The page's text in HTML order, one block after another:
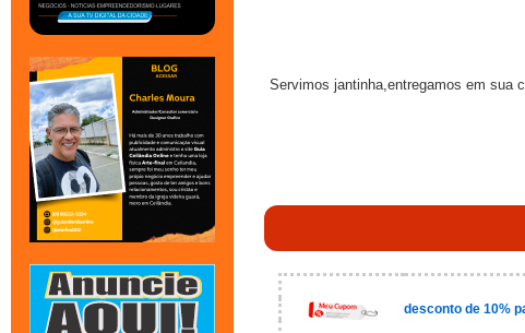
Servimos jantinha,entregamos em sua
desconto de 10%